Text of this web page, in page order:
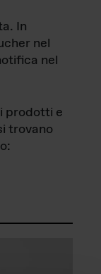
In
nel
nel
prodotti e
trovano